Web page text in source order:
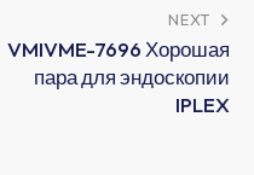
NEXT
VMIVME-7696 Хорошая
пара для эндоскопии
IPLEX